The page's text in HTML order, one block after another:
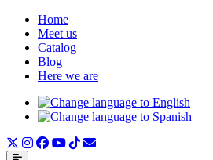
Home
Meet us
Catalog
Blog
Here we are